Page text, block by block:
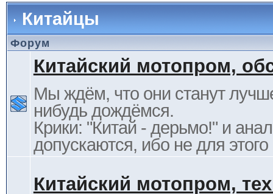
Китайцы
Форум
Китайский мотопром,
Мы ждём, что они станут
нибудь дождёмся.
Крики: "Китай - дерьмо!" и
допускаются, ибо не для
Китайский мотопром,